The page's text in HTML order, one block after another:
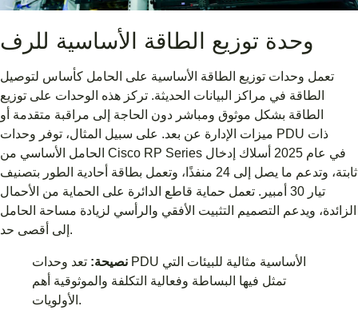
وحدة توزيع الطاقة الأساسية للرف
تعمل وحدات توزيع الطاقة الأساسية على الحامل كأساس لتوصيل
الطاقة في مراكز البيانات الحديثة. تركز هذه الوحدات على توزيع
الطاقة بشكل موثوق ومباشر دون الحاجة إلى مراقبة متقدمة أو
ميزات الإدارة عن بعد. على سبيل المثال، توفر وحدات PDU ذات
الحامل الأساسي من Cisco RP Series في عام 2025 أسلاك إدخال
ثابتة، وتدعم ما يصل إلى 24 منفذًا، وتعمل بطاقة أحادية الطور بتصنيف
تيار 30 أمبير. تعمل حماية قاطع الدائرة على الحماية من الأحمال
الزائدة، ويدعم التصميم التثبيت الأفقي والرأسي لزيادة مساحة الحامل
إلى أقصى حد.
نصيحة: تعد وحدات PDU الأساسية مثالية للبيئات التي
تمثل فيها البساطة وفعالية التكلفة والموثوقية أهم
الأولويات.